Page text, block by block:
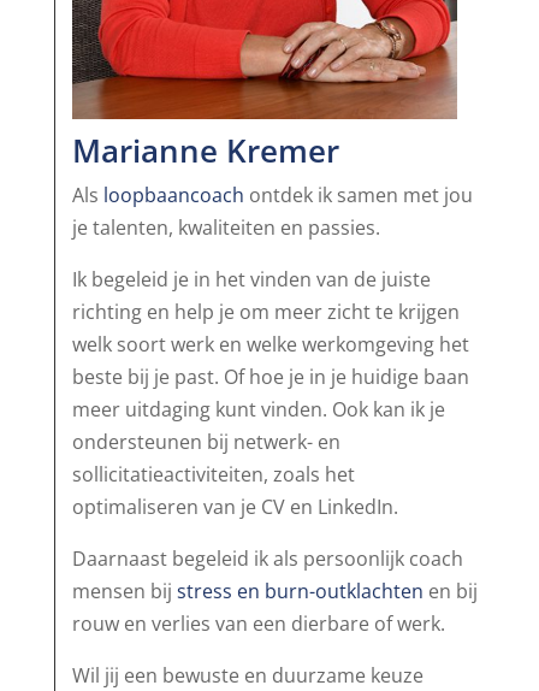
Marianne Kremer
Als loopbaancoach ontdek ik samen met jou
je talenten, kwaliteiten en passies.
Ik begeleid je in het vinden van de juiste
richting en help je om meer zicht te krijgen
welk soort werk en welke werkomgeving het
beste bij je past. Of hoe je in je huidige baan
meer uitdaging kunt vinden. Ook kan ik je
ondersteunen bij netwerk- en
sollicitatieactiviteiten, zoals het
optimaliseren van je CV en LinkedIn.
Daarnaast begeleid ik als persoonlijk coach
mensen bij stress en burn-outklachten en bij
rouw en verlies van een dierbare of werk.
Wil jij een bewuste en duurzame keuze